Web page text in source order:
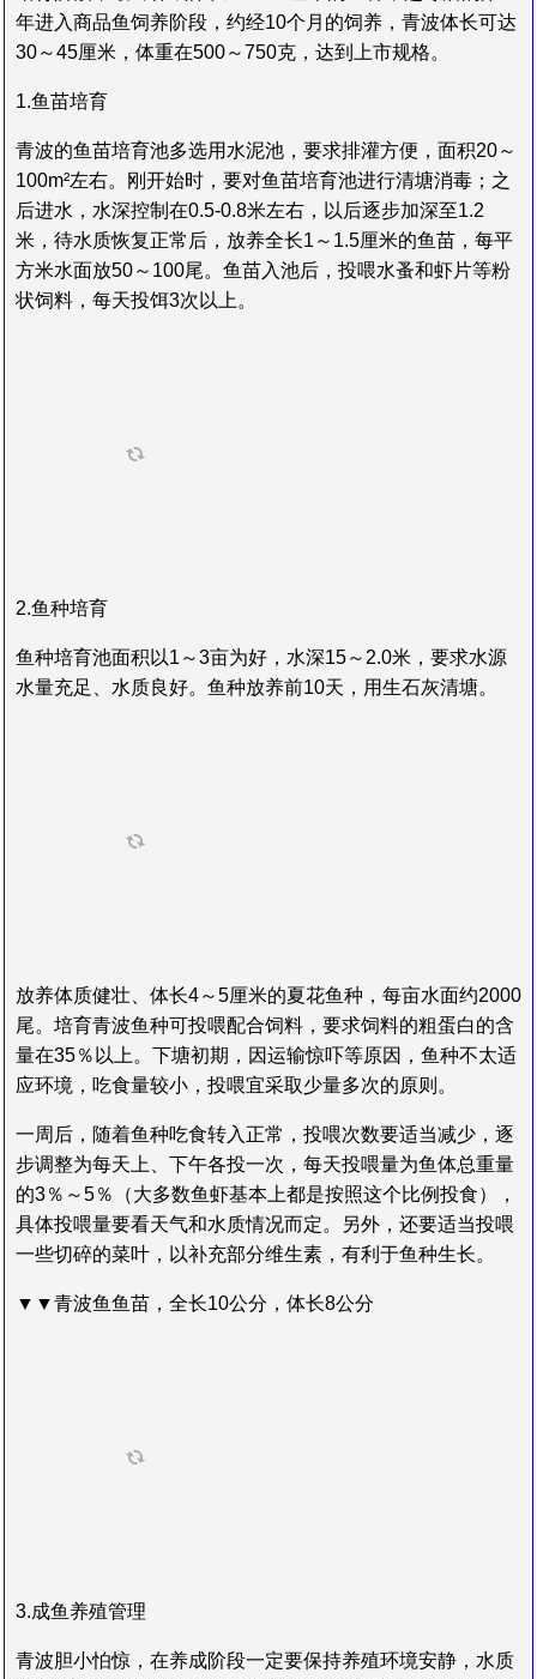
年进入商品鱼饲养阶段，约经10个月的饲养，青波体长可达
30～45厘米，体重在500～750克，达到上市规格。
1.鱼苗培育
青波的鱼苗培育池多选用水泥池，要求排灌方便，面积20～
100m²左右。刚开始时，要对鱼苗培育池进行清塘消毒；之
后进水，水深控制在0.5-0.8米左右，以后逐步加深至1.2
米，待水质恢复正常后，放养全长1～1.5厘米的鱼苗，每平
方米水面放50～100尾。鱼苗入池后，投喂水蚤和虾片等粉
状饲料，每天投饵3次以上。
2.鱼种培育
鱼种培育池面积以1～3亩为好，水深15～2.0米，要求水源
水量充足、水质良好。鱼种放养前10天，用生石灰清塘。
放养体质健壮、体长4～5厘米的夏花鱼种，每亩水面约2000
尾。培育青波鱼种可投喂配合饲料，要求饲料的粗蛋白的含
量在35％以上。下塘初期，因运输惊吓等原因，鱼种不太适
应环境，吃食量较小，投喂宜采取少量多次的原则。
一周后，随着鱼种吃食转入正常，投喂次数要适当减少，逐
步调整为每天上、下午各投一次，每天投喂量为鱼体总重量
的3％～5％（大多数鱼虾基本上都是按照这个比例投食），
具体投喂量要看天气和水质情况而定。另外，还要适当投喂
一些切碎的菜叶，以补充部分维生素，有利于鱼种生长。
▼▼青波鱼鱼苗，全长10公分，体长8公分
3.成鱼养殖管理
青波胆小怕惊，在养成阶段一定要保持养殖环境安静，水质